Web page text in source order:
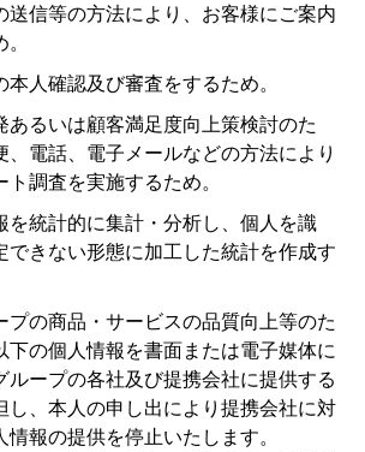
送信等の方法により、お客様にご案内
本人確認及び審査をするため。
あるいは顧客満足度向上策検討のた
、電話、電子メールなどの方法により
ト調査を実施するため。
を統計的に集計・分析し、個人を識
できない形態に加工した統計を作成す
プの商品・サービスの品質向上等のた
下の個人情報を書面または電子媒体に
ループの各社及び提携会社に提供する
し、本人の申し出により提携会社に対
情報の提供を停止いたします。